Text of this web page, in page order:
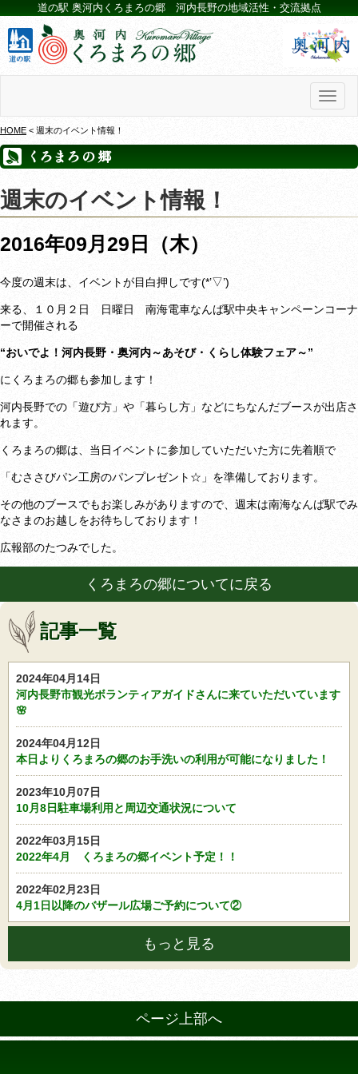
道の駅 奥河内くろまろの郷 河内長野の地域活性・交流拠点
HOME < 週末のイベント情報！
週末のイベント情報！
2016年09月29日（木）
今度の週末は、イベントが目白押しです(*’▽’)
来る、１０月２日 日曜日 南海電車なんば駅中央キャンペーンコーナ
ーで開催される
“おいでよ！河内長野・奥河内～あそび・くらし体験フェア～”
にくろまろの郷も参加します！
河内長野での「遊び方」や「暮らし方」などにちなんだブースが出店さ
れます。
くろまろの郷は、当日イベントに参加していただいた方に先着順で
「むささびパン工房のパンプレゼント☆」を準備しております。
その他のブースでもお楽しみがありますので、週末は南海なんば駅でみ
なさまのお越しをお待ちしております！
広報部のたつみでした。
くろまろの郷についてに戻る
記事一覧
2024年04月14日
河内長野市観光ボランティアガイドさんに来ていただいています
🌸
2024年04月12日
本日よりくろまろの郷のお手洗いの利用が可能になりました！
2023年10月07日
10月8日駐車場利用と周辺交通状況について
2022年03月15日
2022年4月 くろまろの郷イベント予定！！
2022年02月23日
4月1日以降のバザール広場ご予約について②
もっと見る
ページ上部へ